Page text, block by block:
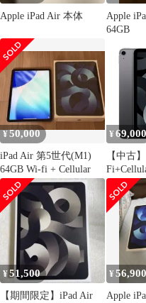
Apple iPad Air 本体
Apple
64GB
¥50,000
iPad Air 第5世代(M1)
64GB Wi-fi + Cellular
¥ 69,000
【中古
スグレイ
SIMフ
ット ア
ル
¥51,500
【期間限定】iPad Air
¥56,900
Apple